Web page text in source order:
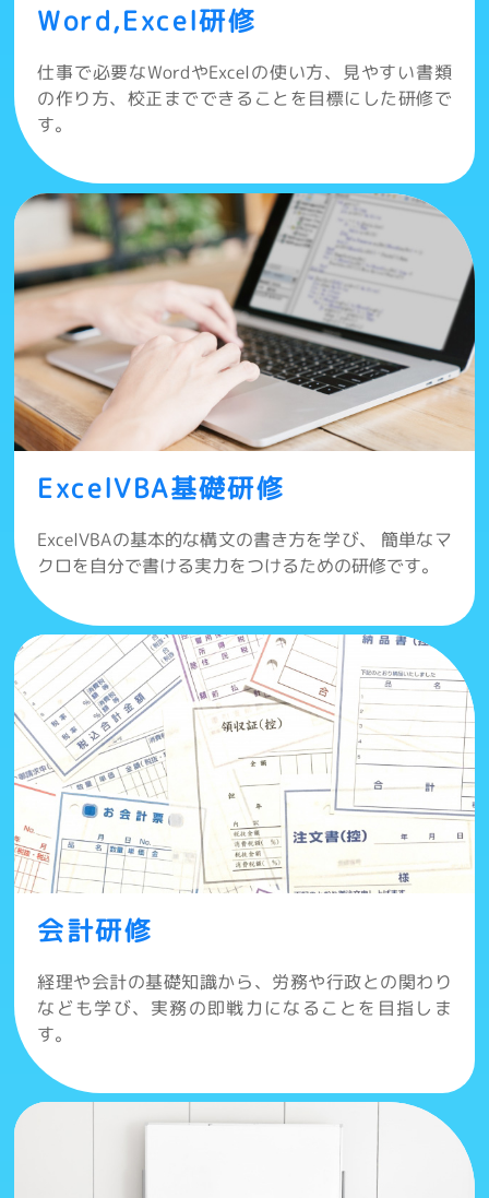
Word,Excel研修
仕事で必要なWordやExcelの使い方、見やすい書類
の作り方、校正までできることを目標にした研修で
す。
ExcelVBA基礎研修
ExcelVBAの基本的な構文の書き方を学び、 簡単なマ
クロを自分で書ける実力をつけるための研修です。
会計研修
経理や会計の基礎知識から、労務や行政との関わり
なども学び、実務の即戦力になることを目指しま
す。